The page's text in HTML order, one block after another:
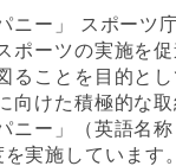
ー」
スポーツ
ポーツの実施を
ることを目的と
向けた積極的な
ニー」（英語名
実施しています